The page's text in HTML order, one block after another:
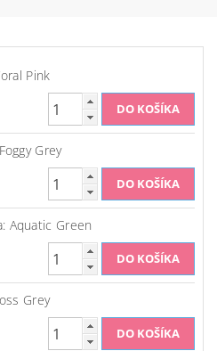
Pink
Grey
Aquatic Green
Grey